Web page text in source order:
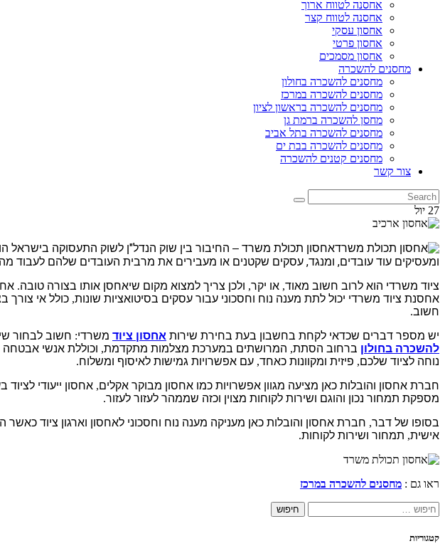
אחסנה לטווח ארוך
אחסנה לטווח קצר
אחסון עסקי
אחסון פרטי
אחסון מסמכים
מחסנים להשכרה
מחסנים להשכרה בחולון
מחסנים להשכרה במרכז
מחסנים להשכרה בראשון לציון
מחסן להשכרה ברמת גן
מחסנים להשכרה בתל אביב
מחסנים להשכרה בבת ים
מחסנים קטנים להשכרה
צור קשר
27 יול
אחסון תכולת משרד – החיבור בין שוק הנדל"ן לשוק התעסוקה בישראל
ומעסיקים עוד עובדים, ומנגד, עסקים שקטנים או מעבירים את מרבית העובדים שלהם לעבוד
ציוד משרדי הוא לרוב חשוב מאוד, או יקר, ולכן צריך למצוא מקום שיאחסן אותו בצורה טובה.
אחסנת ציוד משרדי יכול לתת מענה נוח וחסכוני עבור עסקים בסיטואציות שונות, כולל אי צורך
חשוב.
יש מספר דברים שכדאי לקחת בחשבון בעת ​​בחירת שירות אחסון ציוד משרדי: חשוב לבחור
להשכרה בחולון ברחוב הסתת, המרושתים במערכת מצלמות מתקדמת, וכוללת אנשי אבטחה
נוחה לציוד שלכם, פיזית ומקוונות כאחד, עם אפשרויות גמישות לאיסוף ומשלוח.
חברת אחסון והובלות כאן מציעה מגוון אפשרויות כמו אחסון מבוקר אקלים, אחסון ייעודי לציוד
מספקת תמחור נכון והוגם ושירות לקוחות מצוין וכזה שממהר לעזור לעזור.
בסופו של דבר, חברת אחסון והובלות כאן מעניקה מענה נוח וחסכוני לאחסון וארגון ציוד כאשר
אישית, תמחור ושירות לקוחות.
ראו גם : מחסנים להשכרה במרכז
חיפוש:
קטגוריות